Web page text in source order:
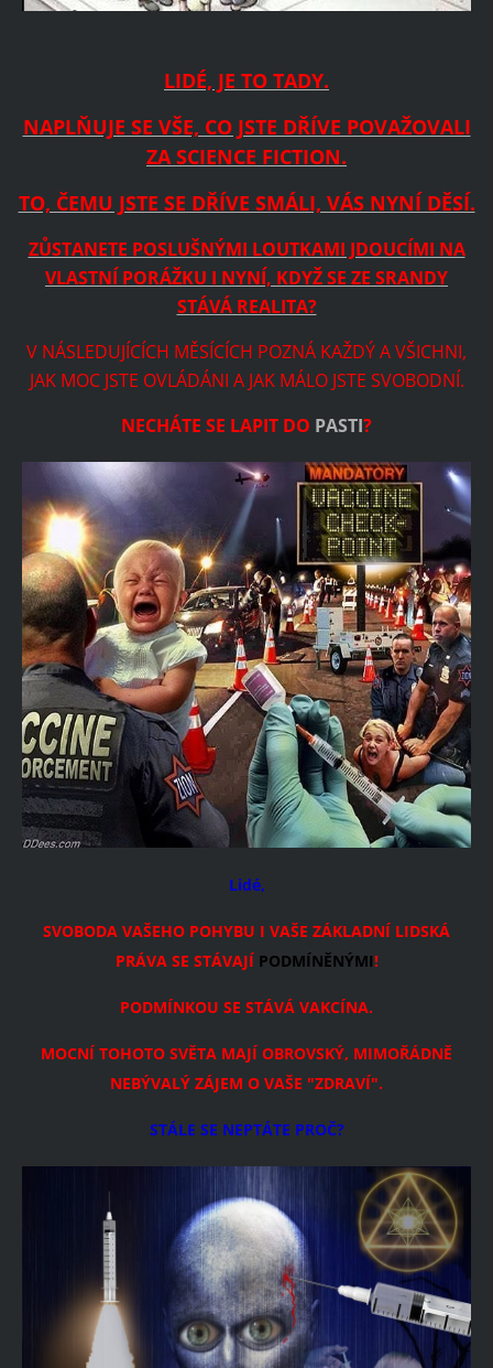
LIDÉ, JE TO TADY.
NAPLŇUJE SE VŠE, CO JSTE DŘÍVE POVAŽOVALI
ZA SCIENCE FICTION.
TO, ČEMU JSTE SE DŘÍVE SMÁLI, VÁS NYNÍ DĚSÍ.
ZŮSTANETE POSLUŠNÝMI LOUTKAMI JDOUCÍMI NA
VLASTNÍ PORÁŽKU I NYNÍ, KDYŽ SE ZE SRANDY
STÁVÁ REALITA?
V NÁSLEDUJÍCÍCH MĚSÍCÍCH POZNÁ KAŽDÝ A VŠICHNI,
JAK MOC JSTE OVLÁDÁNI A JAK MÁLO JSTE SVOBODNÍ.
NECHÁTE SE LAPIT DO PASTI?
Lidé,
SVOBODA VAŠEHO POHYBU I VAŠE ZÁKLADNÍ LIDSKÁ
PRÁVA SE STÁVAJÍ PODMÍNĚNÝMI!
PODMÍNKOU SE STÁVÁ VAKCÍNA.
MOCNÍ TOHOTO SVĚTA MAJÍ OBROVSKÝ, MIMOŘÁDNĚ
NEBÝVALÝ ZÁJEM O VAŠE "ZDRAVÍ".
STÁLE SE NEPTÁTE PROČ?